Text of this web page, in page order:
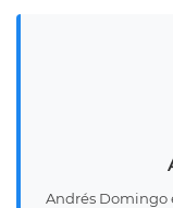
Andrés Domingo